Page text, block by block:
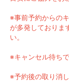
※事前予約からの
が多発しておりま
い。
※キャンセル待ち
※予約後の取り消